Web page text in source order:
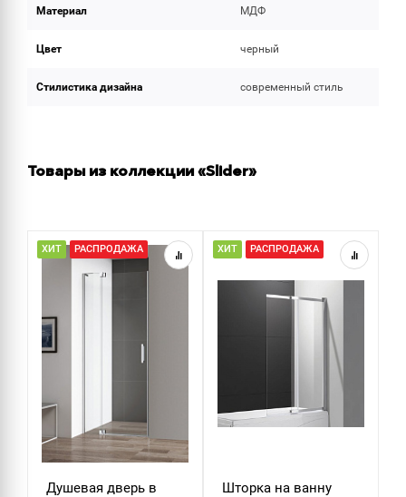
Материал МДФ
Цвет черный
Стилистика дизайна современный стиль
Товары из коллекции «Slider»
ХИТ РАСПРОДАЖА
Душевая дверь в
ХИТ РАСПРОДАЖА
Шторка на ванну